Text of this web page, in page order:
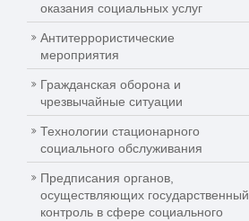
оказания социальных услуг
Антитеррористические
мероприятия
Гражданская оборона и
чрезвычайные ситуации
Технологии стационарного
социального обслуживания
Предписания органов,
осуществляющих государственный
контроль в сфере социального